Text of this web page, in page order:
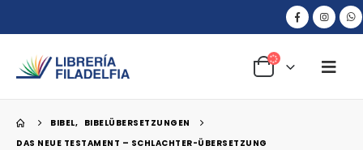
BIBEL, BIBELÜBERSETZUNGEN
DAS NEUE TESTAMENT – SCHLACHTER-ÜBERSETZUNG